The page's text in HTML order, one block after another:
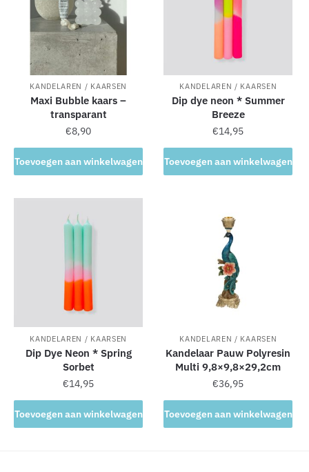
KANDELAREN / KAARSEN
Maxi Bubble kaars –
transparant
€8,90
Toevoegen aan winkelwagen
KANDELAREN / KAARSEN
Dip dye neon * Summer
Breeze
€14,95
Toevoegen aan winkelwagen
KANDELAREN / KAARSEN
Dip Dye Neon * Spring
Sorbet
€14,95
Toevoegen aan winkelwagen
KANDELAREN / KAARSEN
Kandelaar Pauw Polyresin
Multi 9,8×9,8×29,2cm
€36,95
Toevoegen aan winkelwagen